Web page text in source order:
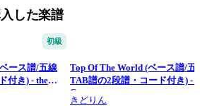
意を払いました。 ベース演奏のレベルや用
2段譜をお試しください。
譜は以下の3種類からお選びいただけま
music/105857
ド付き）
music/105859
した楽譜
初級
ース譜/五線
付き) - the
Top Of The World (ベース譜/五
TAB譜の2段譜・コード付き) -
Carpenters
きどりん